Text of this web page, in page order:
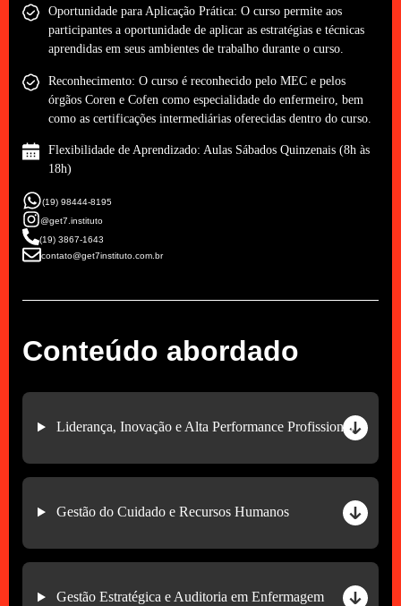
Oportunidade para Aplicação Prática: O curso permite aos
participantes a oportunidade de aplicar as estratégias e técnicas
aprendidas em seus ambientes de trabalho durante o curso.
Reconhecimento: O curso é reconhecido pelo MEC e pelos
órgãos Coren e Cofen como especialidade do enfermeiro, bem
como as certificações intermediárias oferecidas dentro do curso.
Flexibilidade de Aprendizado: Aulas Sábados Quinzenais (8h às
18h)
(19) 98444-8195
@get7.instituto
(19) 3867-1643
contato@get7instituto.com.br
Conteúdo abordado
Liderança, Inovação e Alta Performance Profissional
Gestão do Cuidado e Recursos Humanos
Gestão Estratégica e Auditoria em Enfermagem